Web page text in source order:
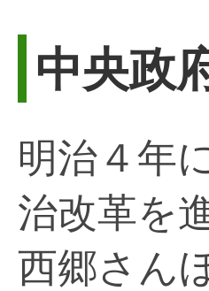
中央政
明治４年
治改革を
西郷さん